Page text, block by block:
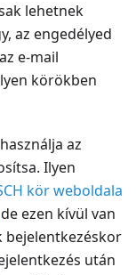
lehetnek
az engedélyed
e-mail
körökben
az
Ilyen
kör weboldala
de ezen kívül van
bejelentkezéskor
után